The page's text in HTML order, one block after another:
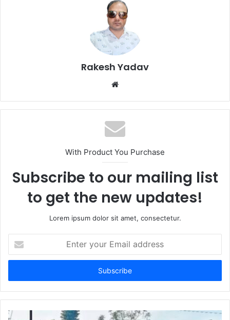
Rakesh Yadav
b
s
i
e
With Product You Purchase
Subscribe to our mailing list
to get the new updates!
Lorem ipsum dolor sit amet, consectetur.
t
r
y
u